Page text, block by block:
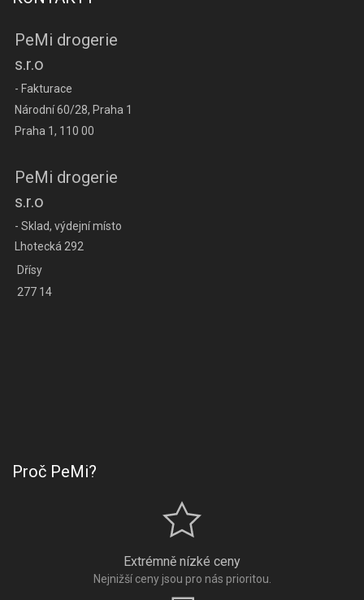
PeMi drogerie
s.r.o
- Fakturace
Národní 60/28, Praha 1
Praha 1, 110 00
PeMi drogerie
s.r.o
- Sklad, výdejní místo
Lhotecká 292
Dřísy
277 14
Proč PeMi?
Extrémně nízké ceny
Nejnižší ceny jsou pro nás prioritou.